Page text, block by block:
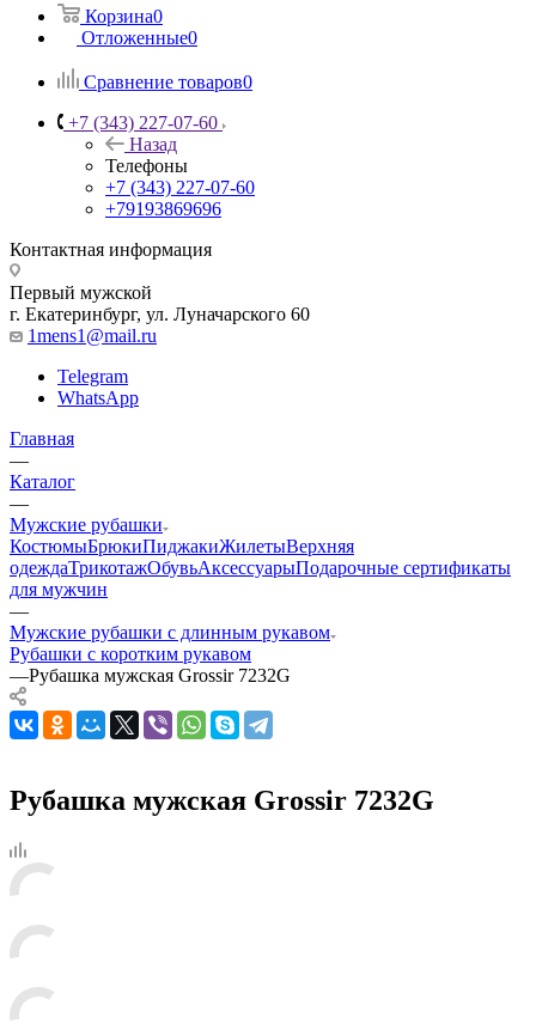
Корзина0
Отложенные0
Сравнение товаров0
+7 (343) 227-07-60
Назад
Телефоны
+7 (343) 227-07-60
+79193869696
Контактная информация
Первый мужской
г. Екатеринбург, ул. Луначарского 60
1mens1@mail.ru
Telegram
WhatsApp
Главная
—
Каталог
—
Мужские рубашки
КостюмыБрюкиПиджакиЖилетыВерхняя
одеждаТрикотажОбувьАксессуарыПодарочные сертификаты
для мужчин
—
Мужские рубашки с длинным рукавом
Рубашки с коротким рукавом
—Рубашка мужская Grossir 7232G
Рубашка мужская Grossir 7232G